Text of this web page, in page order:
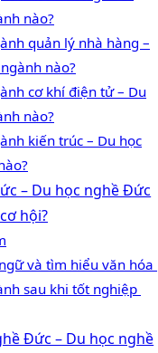
nào?
quản lý nhà hàng –
nào?
cơ khí điện tử – Du
nào?
kiến trúc – Du học
– Du học nghề Đức
hội?
và tìm hiểu văn hóa
sau khi tốt nghiệp
Đức – Du học nghề